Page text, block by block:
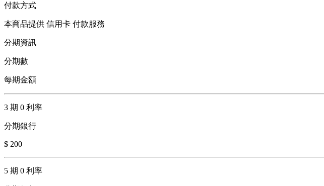
付款方式
本商品提供 信用卡 付款服務
分期資訊
分期數
每期金額
3 期 0 利率
分期銀行
$ 200
5 期 0 利率